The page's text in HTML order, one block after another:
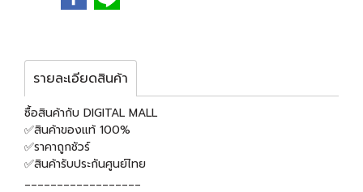
รายละเอียดสินค้า
ซื้อสินค้ากับ DIGITAL MALL
✅สินค้าของแท้ 100%
✅ราคาถูกชัวร์
✅สินค้ารับประกันศูนย์ไทย
__________________